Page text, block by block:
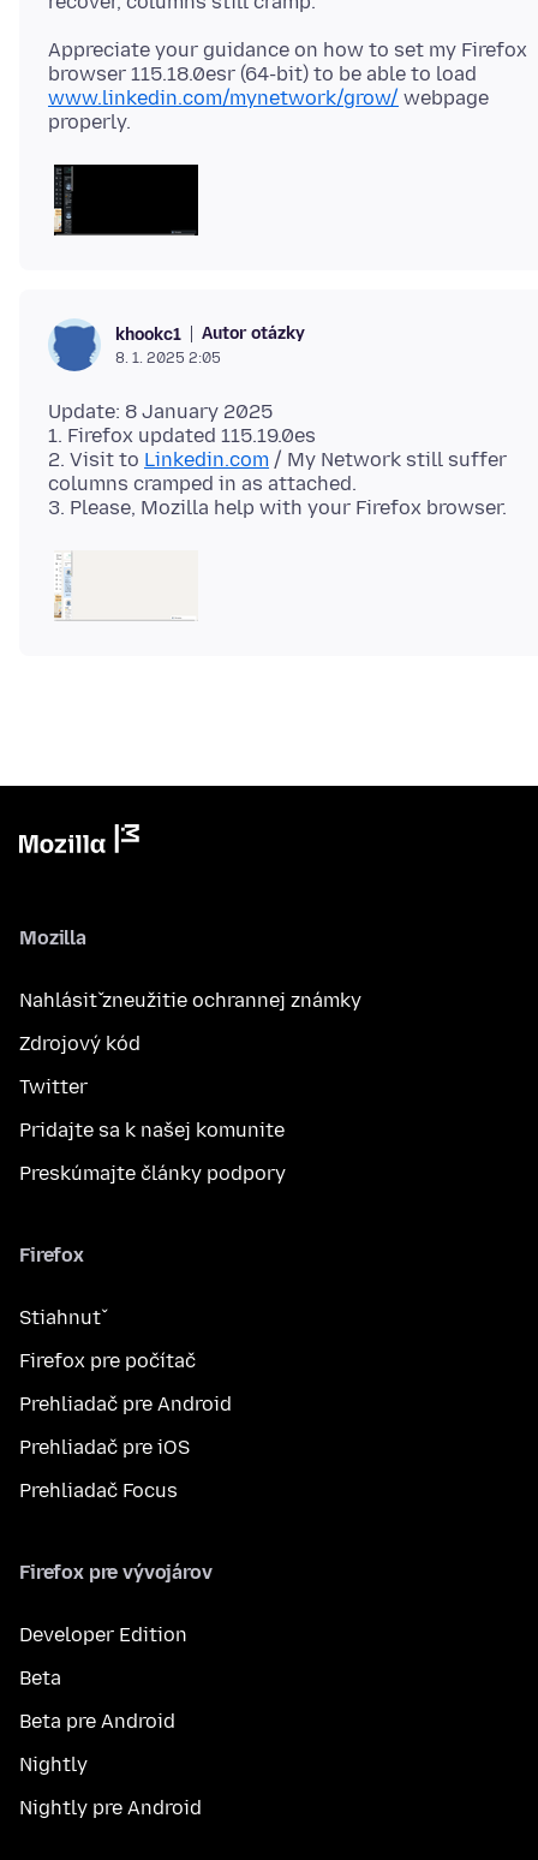
Appreciate your guidance on how to set my Firefox
browser 115.18.0esr (64-bit) to be able to load
www.linkedin.com/mynetwork/grow/ webpage
khookc1 Autor otázky
8. 1. 2025 2:05
Update: 8 January 2025
1. Firefox updated 115.19.0es
2. Visit to Linkedin.com / My Network still suffer
columns cramped in as attached.
Mozilla
Nahlásiť zneužitie ochrannej známky
Zdrojový kód
Twitter
Pridajte sa k našej komunite
Preskúmajte články podpory
Firefox
Stiahnuť
Firefox pre počítač
Prehliadač pre Android
Prehliadač pre iOS
Prehliadač Focus
Firefox pre vývojárov
Developer Edition
Beta
Beta pre Android
Nightly
Nightly pre Android